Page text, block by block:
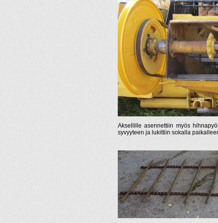
Aksellille asennettiin myös
syvyyteen ja lukittiin sokalla